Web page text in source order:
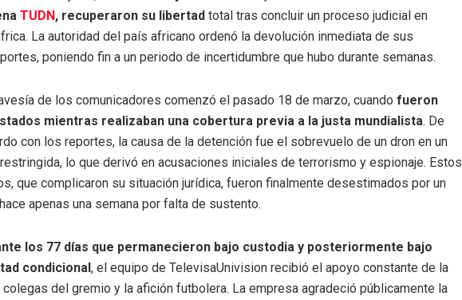
TUDN, recuperaron su libertad total tras concluir un proceso judicial en
La autoridad del país africano ordenó la devolución inmediata de sus
poniendo fin a un periodo de incertidumbre que hubo durante semanas.
de los comunicadores comenzó el pasado 18 de marzo, cuando fueron
mientras realizaban una cobertura previa a la justa mundialista. De
con los reportes, la causa de la detención fue el sobrevuelo de un dron en un
lo que derivó en acusaciones iniciales de terrorismo y espionaje. Estos
que complicaron su situación jurídica, fueron finalmente desestimados por un
apenas una semana por falta de sustento.
los 77 días que permanecieron bajo custodia y posteriormente bajo
condicional, el equipo de TelevisaUnivision recibió el apoyo constante de la
colegas del gremio y la afición futbolera. La empresa agradeció públicamente la